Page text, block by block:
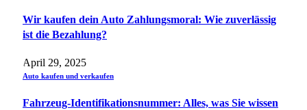
Wir kaufen dein Auto Zahlungsmoral: Wie zuverlässig
ist die Bezahlung?
April 29, 2025
Auto kaufen und verkaufen
Fahrzeug-Identifikationsnummer: Alles, was Sie wissen